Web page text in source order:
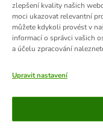
Ochrana osobních údajů
© zooplus SE2026
zlepšení kvality našich
moci ukazovat relevantní
můžete kdykoli provést v
informací o správci vašich
a účelu zpracování
Upravit nastavení